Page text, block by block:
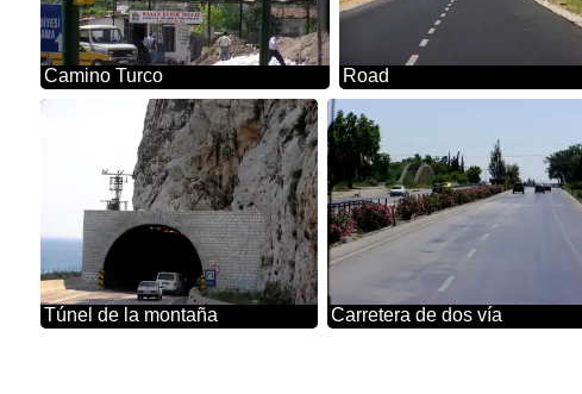
Camino Turco Road
Túnel de la montaña Carretera de dos vía